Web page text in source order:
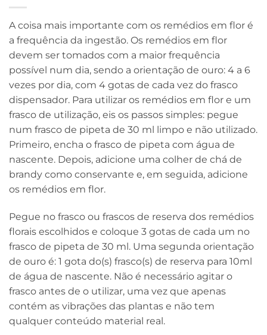
A coisa mais importante com os remédios em flor é
a frequência da ingestão. Os remédios em flor
devem ser tomados com a maior frequência
possível num dia, sendo a orientação de ouro: 4 a 6
vezes por dia, com 4 gotas de cada vez do frasco
dispensador. Para utilizar os remédios em flor e um
frasco de utilização, eis os passos simples: pegue
num frasco de pipeta de 30 ml limpo e não utilizado.
Primeiro, encha o frasco de pipeta com água de
nascente. Depois, adicione uma colher de chá de
brandy como conservante e, em seguida, adicione
os remédios em flor.
Pegue no frasco ou frascos de reserva dos remédios
florais escolhidos e coloque 3 gotas de cada um no
frasco de pipeta de 30 ml. Uma segunda orientação
de ouro é: 1 gota do(s) frasco(s) de reserva para 10ml
de água de nascente. Não é necessário agitar o
frasco antes de o utilizar, uma vez que apenas
contém as vibrações das plantas e não tem
qualquer conteúdo material real.